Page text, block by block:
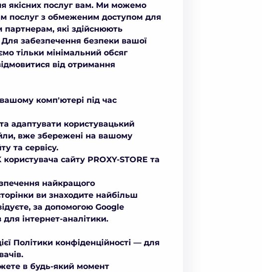
якісних послуг вам. Ми можемо
послуг з обмеженим доступом для
які здійснюють
Для забезпечення безпеки вашої
тільки мінімальний обсяг
від отримання
комп'ютері під час
адаптувати користувацький
вже збережені на вашому
та сервісу.
сайту PROXY-STORE та
найкращого
ви знаходите найбільш
за допомогою Google
інтернет-аналітики.
Політики конфіденційності — для
в будь-який момент